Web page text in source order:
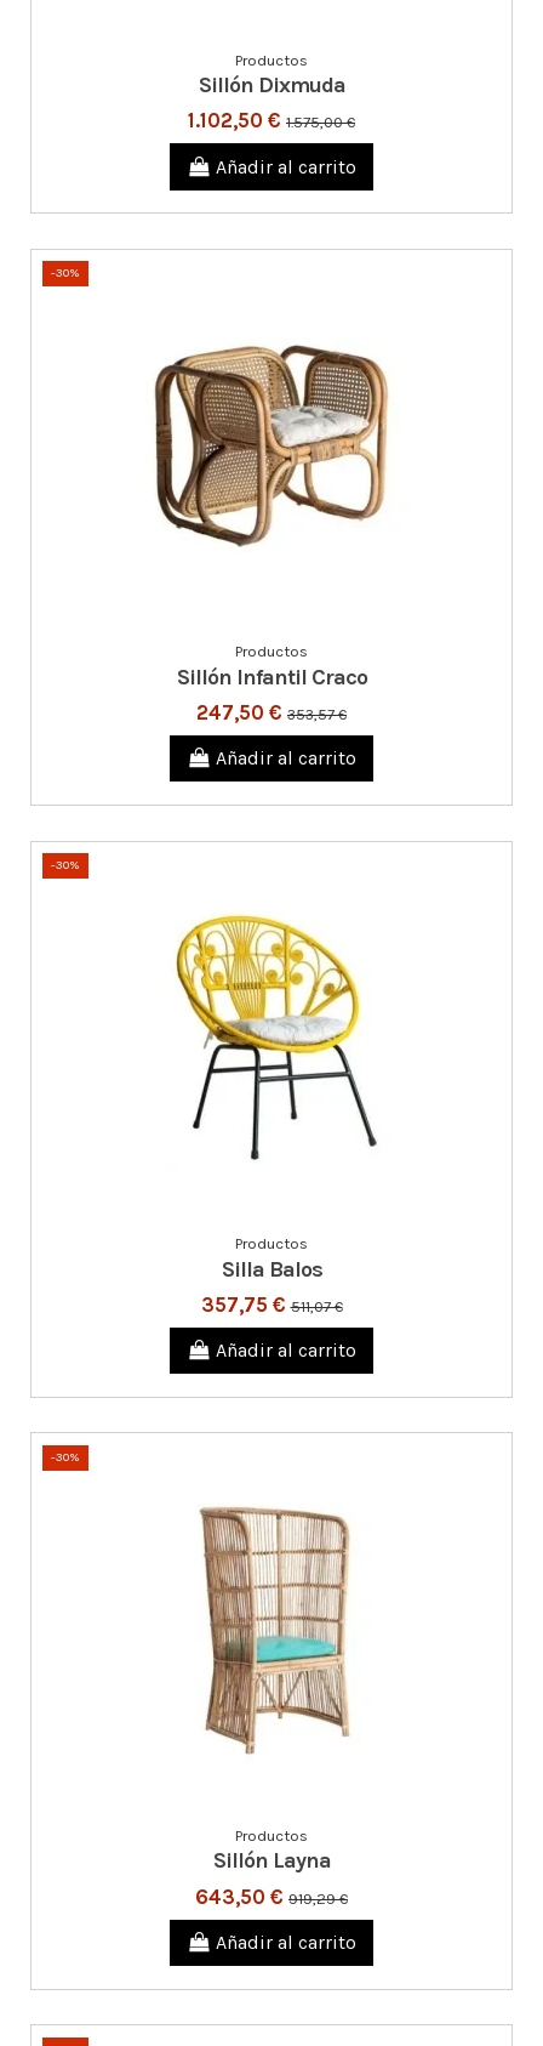
Productos
Sillón Dixmuda
1.102,50 € 1.575,00 €
Añadir al carrito
-30%
Productos
Sillón Infantil Craco
247,50 € 353,57 €
Añadir al carrito
-30%
Productos
Silla Balos
357,75 €511,07 €
Añadir al carrito
-30%
Productos
Sillón Layna
643,50 € 919,29 €
Añadir al carrito